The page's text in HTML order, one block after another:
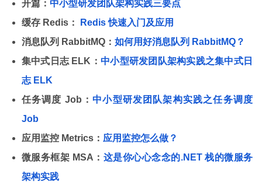
开篇： 中小型研发团队架构实践三要点
缓存 Redis：
Redis 快速入门及应用
消息队列 RabbitMQ： 如何用好消息队列 RabbitMQ？
集中式日志 ELK： 中小型研发团队架构实践之集中式日
志 ELK
任务调度 Job：中小型研发团队架构实践之任务调度
Job
应用监控 Metrics： 应用监控怎么做？
微服务框架 MSA： 这是你心心念念的.NET 栈的微服务
架构实践